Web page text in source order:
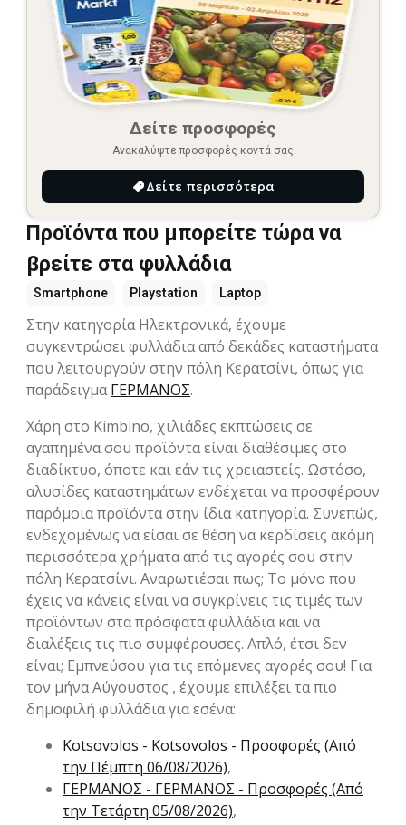
Δείτε προσφορές
Ανακαλύψτε προσφορές κοντά σας
Δείτε περισσότερα
Προϊόντα που μπορείτε τώρα να
βρείτε στα φυλλάδια
Smartphone Playstation Laptop
Στην κατηγορία Hλεκτρονικά, έχουμε
συγκεντρώσει φυλλάδια από δεκάδες καταστήματα
που λειτουργούν στην πόλη Κερατσίνι, όπως για
παράδειγμαΓΕΡΜΑΝΟΣ.
Χάρη στο Kimbino, χιλιάδες εκπτώσεις σε
αγαπημένα σου προϊόντα είναι διαθέσιμες στο
διαδίκτυο, όποτε και εάν τις χρειαστείς. Ωστόσο,
αλυσίδες καταστημάτων ενδέχεται να προσφέρουν
παρόμοια προϊόντα στην ίδια κατηγορία. Συνεπώς,
ενδεχομένως να είσαι σε θέση να κερδίσεις ακόμη
περισσότερα χρήματα από τις αγορές σου στην
πόλη Κερατσίνι. Αναρωτιέσαι πως; Το μόνο που
έχεις να κάνεις είναι να συγκρίνεις τις τιμές των
προϊόντων στα πρόσφατα φυλλάδια και να
διαλέξεις τις πιο συμφέρουσες. Απλό, έτσι δεν
είναι; Εμπνεύσου για τις επόμενες αγορές σου! Για
τον μήνα Αύγουστος , έχουμε επιλέξει τα πιο
δημοφιλή φυλλάδια για εσένα:
Kotsovolos - Kotsovolos - Προσφορές (Από
την Πέμπτη 06/08/2026),
ΓΕΡΜΑΝΟΣ - ΓΕΡΜΑΝΟΣ - Προσφορές (Από
την Τετάρτη 05/08/2026),